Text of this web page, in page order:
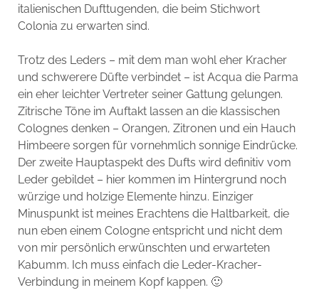
italienischen Dufttugenden, die beim Stichwort
Colonia zu erwarten sind.
Trotz des Leders – mit dem man wohl eher Kracher
und schwerere Düfte verbindet – ist Acqua die Parma
ein eher leichter Vertreter seiner Gattung gelungen.
Zitrische Töne im Auftakt lassen an die klassischen
Colognes denken – Orangen, Zitronen und ein Hauch
Himbeere sorgen für vornehmlich sonnige Eindrücke.
Der zweite Hauptaspekt des Dufts wird definitiv vom
Leder gebildet – hier kommen im Hintergrund noch
würzige und holzige Elemente hinzu. Einziger
Minuspunkt ist meines Erachtens die Haltbarkeit, die
nun eben einem Cologne entspricht und nicht dem
von mir persönlich erwünschten und erwarteten
Kabumm. Ich muss einfach die Leder-Kracher-
Verbindung in meinem Kopf kappen. 🙂